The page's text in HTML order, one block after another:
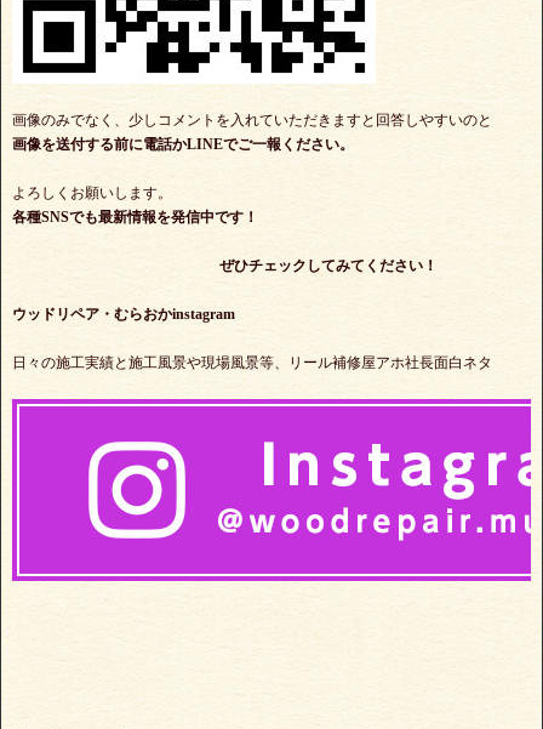
画像のみでなく、少しコメントを入れていただきますと回答しやすいのと
画像を送付する前に電話かLINEでご一報ください。
よろしくお願いします。
各種SNSでも最新情報を発信中です！
ぜひチェックしてみてください！
ウッドリペア・むらおかinstagram
日々の施工実績と施工風景や現場風景等、リール補修屋アホ社長面白ネタ